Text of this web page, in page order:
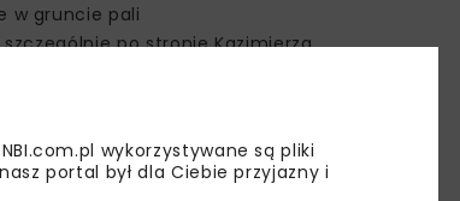
w gruncie pali
po stronie Kazimierza,
polegające na wykonaniu
wykonywanie
bulwaru po stronie
o szerokości 3 m.
w tym miesiącu.
wykorzystywane są pliki
portal był dla Ciebie przyjazny i